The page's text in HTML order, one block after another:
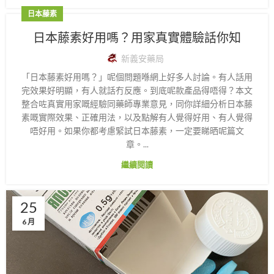
日本藤素
日本藤素好用嗎？用家真實體驗話你知
新義安藥局
「日本藤素好用嗎？」呢個問題喺網上好多人討論。有人話用
完效果好明顯，有人就話冇反應。到底呢款產品得唔得？本文
整合咗真實用家嘅經驗同藥師專業意見，同你詳細分析日本藤
素嘅實際效果、正確用法，以及點解有人覺得好用、有人覺得
唔好用。如果你都考慮緊試日本藤素，一定要睇晒呢篇文
章。...
繼續閱讀
25
6 月